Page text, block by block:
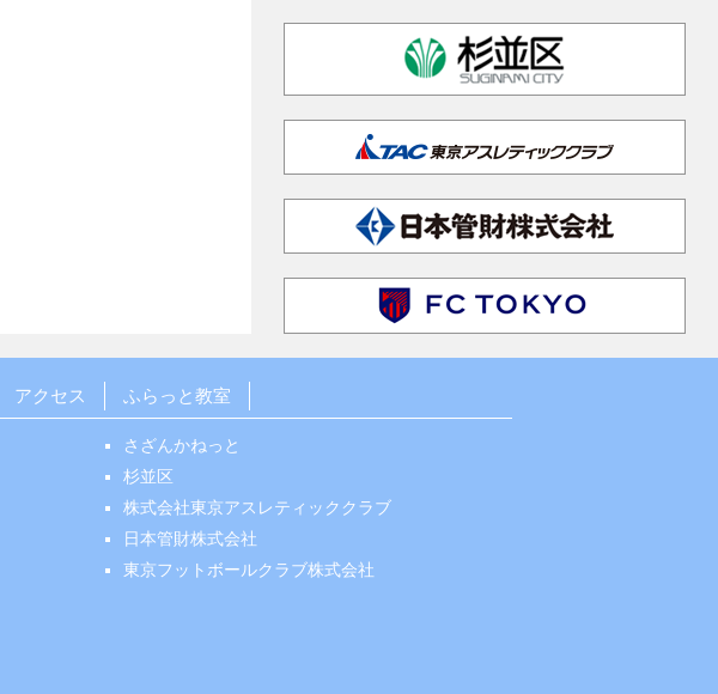
アクセス ふらっと教室
さざんかねっと
杉並区
株式会社東京アスレティッククラブ
日本管財株式会社
東京フットボールクラブ株式会社